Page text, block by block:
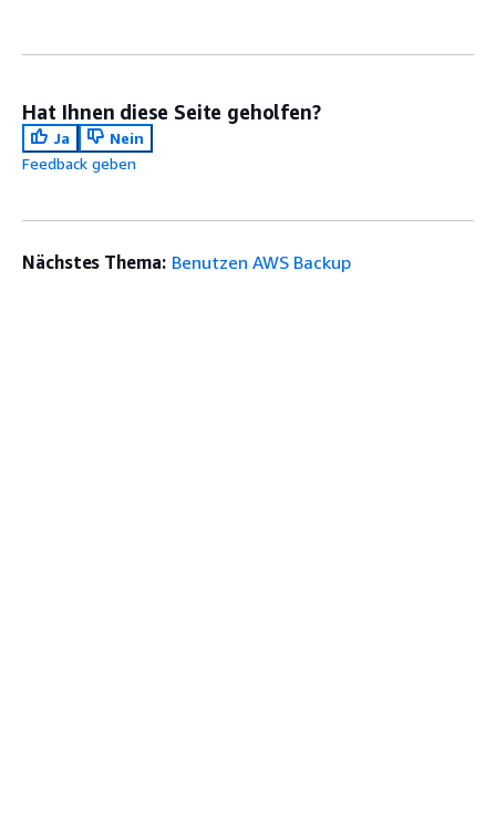
Hat Ihnen diese Seite geholfen?
Ja
Nein
Feedback geben
Nächstes Thema: Benutzen AWS Backup